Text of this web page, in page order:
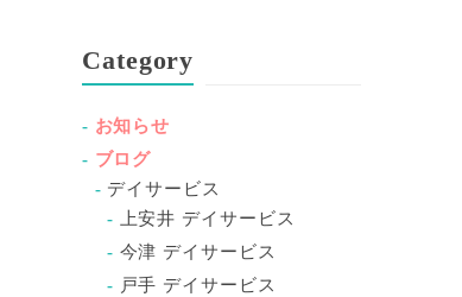
Category
お知らせ
ブログ
デイサービス
上安井 デイサービス
今津 デイサービス
戸手 デイサービス